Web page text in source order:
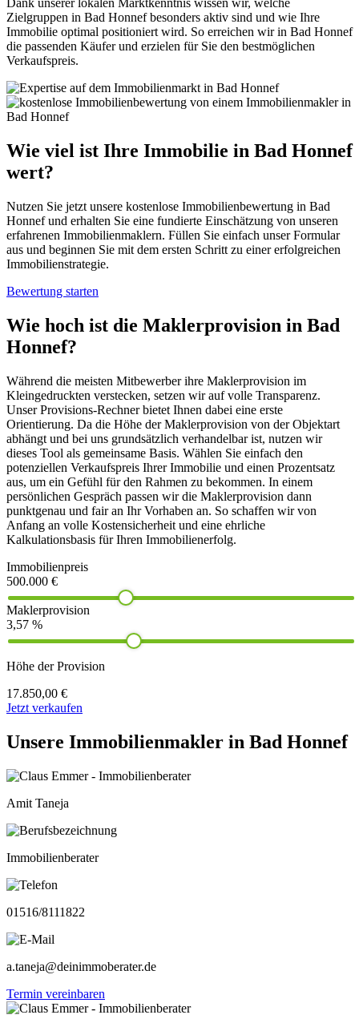
Dank unserer lokalen Marktkenntnis wissen wir, welche
Zielgruppen in Bad Honnef besonders aktiv sind und wie Ihre
Immobilie optimal positioniert wird. So erreichen wir in Bad Honnef
die passenden Käufer und erzielen für Sie den bestmöglichen
Verkaufspreis.
Wie viel ist Ihre Immobilie in Bad Honnef
wert?
Nutzen Sie jetzt unsere kostenlose Immobilienbewertung in Bad
Honnef und erhalten Sie eine fundierte Einschätzung von unseren
erfahrenen Immobilienmaklern. Füllen Sie einfach unser Formular
aus und beginnen Sie mit dem ersten Schritt zu einer erfolgreichen
Immobilienstrategie.
Bewertung starten
Wie hoch ist die Maklerprovision in Bad
Honnef?
Während die meisten Mitbewerber ihre Maklerprovision im
Kleingedruckten verstecken, setzen wir auf volle Transparenz.
Unser Provisions-Rechner bietet Ihnen dabei eine erste
Orientierung. Da die Höhe der Maklerprovision von der Objektart
abhängt und bei uns grundsätzlich verhandelbar ist, nutzen wir
dieses Tool als gemeinsame Basis. Wählen Sie einfach den
potenziellen Verkaufspreis Ihrer Immobilie und einen Prozentsatz
aus, um ein Gefühl für den Rahmen zu bekommen. In einem
persönlichen Gespräch passen wir die Maklerprovision dann
punktgenau und fair an Ihr Vorhaben an. So schaffen wir von
Anfang an volle Kostensicherheit und eine ehrliche
Kalkulationsbasis für Ihren Immobilienerfolg.
Immobilienpreis
500.000 €
Maklerprovision
3,57 %
Höhe der Provision
17.850,00 €
Jetzt verkaufen
Unsere Immobilienmakler in Bad Honnef
Amit Taneja
Immobilienberater
01516/8111822
a.taneja@deinimmoberater.de
Termin vereinbaren